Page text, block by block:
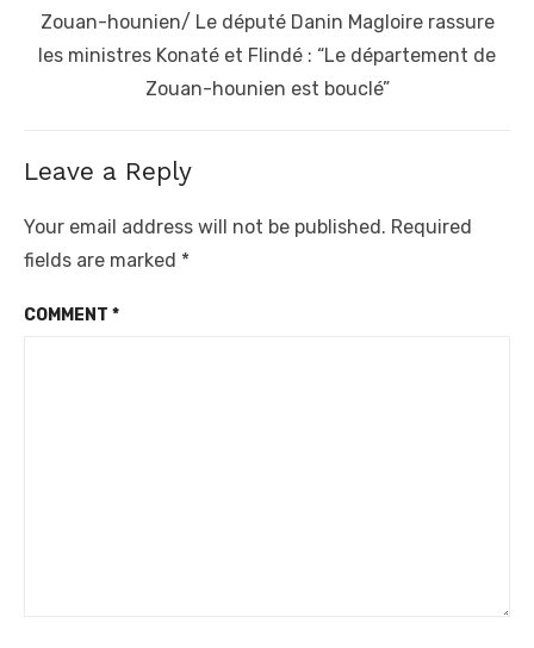
Next
post:
Zouan-hounien/ Le député Danin Magloire rassure
les ministres Konaté et Flindé : “Le département de
Zouan-hounien est bouclé”
Leave a Reply
Your email address will not be published. Required
fields are marked *
COMMENT *